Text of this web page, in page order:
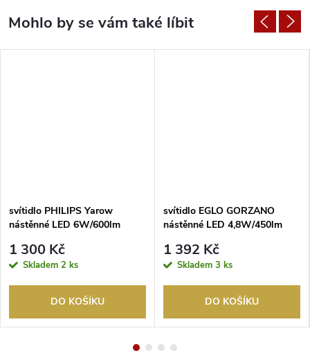
svítidlo PHILIPS Yarow
nástěnné LED 6W/600lm
1 300 Kč
Skladem 2 ks
DO KOŠÍKU
svítidlo EGLO GORZANO
nástěnné LED 4,8W/450lm
1 392 Kč
Skladem 3 ks
DO KOŠÍKU